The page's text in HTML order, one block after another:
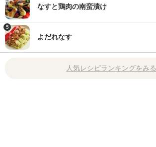
なすと鶏肉の南蛮漬け
5
よだれなす
人気レシピランキングをみる